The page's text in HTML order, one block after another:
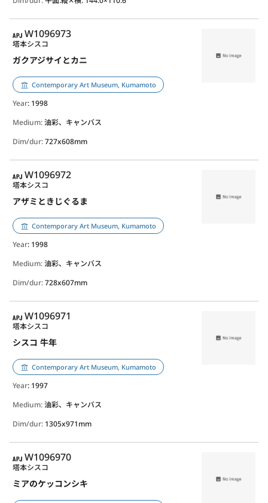
APJ
W1096973
ガクアジサイとカニ
塔本シスコ
Contemporary Art Museum, Kumamoto
Year: 1998
Medium:油彩、キャンバス
Dim/dur:727x608mm
APJ
W1096972
アザミときじぐるま
塔本シスコ
Contemporary Art Museum, Kumamoto
Year: 1998
Medium:油彩、キャンバス
Dim/dur:728x607mm
APJ
W1096971
シスコ 牛年
塔本シスコ
Contemporary Art Museum, Kumamoto
Year: 1997
Medium:油彩、キャンバス
Dim/dur: 1305x971mm
APJ
W1096970
ミアのケッコンシキ
塔本シスコ